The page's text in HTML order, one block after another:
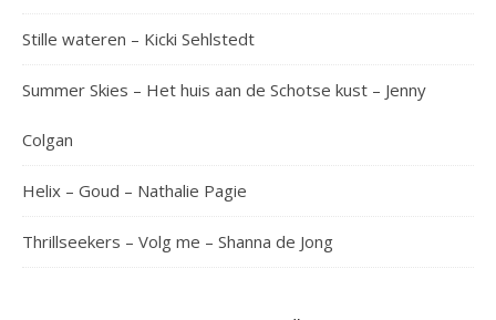
Stille wateren – Kicki Sehlstedt
Summer Skies – Het huis aan de Schotse kust – Jenny
Colgan
Helix – Goud – Nathalie Pagie
Thrillseekers – Volg me – Shanna de Jong